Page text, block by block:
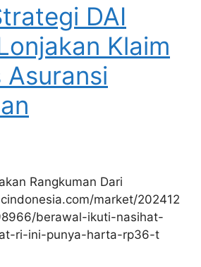
DAI
Klaim
Asuransi
Rangkuman Dari
market/202412
berawal-ikuti-nasihat-
ri-ini-punya-harta-rp36-t